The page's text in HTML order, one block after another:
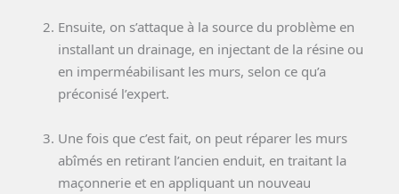
Ensuite, on s’attaque à la source du problème en
installant un drainage, en injectant de la résine ou
en imperméabilisant les murs, selon ce qu’a
préconisé l’expert.
Une fois que c’est fait, on peut réparer les murs
abîmés en retirant l’ancien enduit, en traitant la
maçonnerie et en appliquant un nouveau